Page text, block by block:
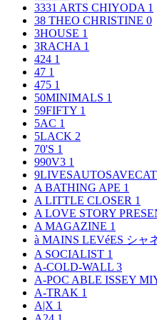
3331 ARTS CHIYODA 1
38 THEO CHRISTINE 0
3HOUSE 1
3RACHA 1
424 1
47 1
475 1
50MINIMALS 1
59FIFTY 1
5AC 1
5LACK 2
70'S 1
990V3 1
9LIVESAUTOSAVECAT
A BATHING APE 1
A LITTLE CLOSER 1
A LOVE STORY
A MAGAZINE 1
à MAINS LEVéES シャ
A SOCIALIST 1
A-COLD-WALL 3
A-POC ABLE ISSEY
A-TRAK 1
A|X 1